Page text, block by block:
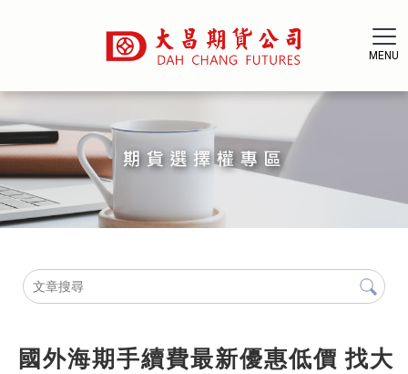
國外海期手續費最新優惠低價 找大